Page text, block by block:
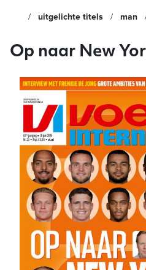
uitgelichte titels man
Op naar New